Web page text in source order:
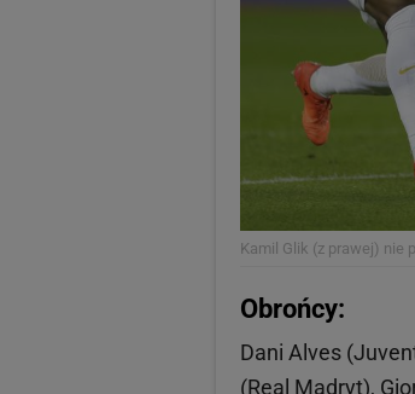
Kamil Glik (z prawej) nie
Obrońcy:
Dani Alves
(Real Madryt),